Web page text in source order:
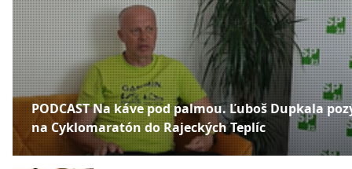
PODCAST Na káve pod palmou. Ľuboš Dupkala
na Cyklomaratón do Rajeckých Teplíc